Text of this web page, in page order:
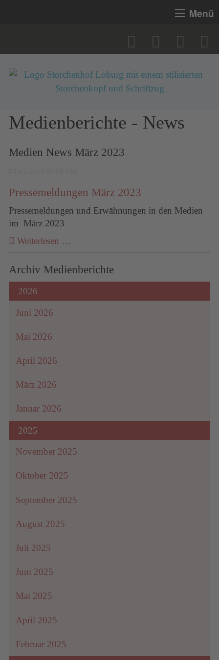
Menü
Medienberichte - News
Medien News März 2023
Pressemeldungen März 2023
Pressemeldungen und Erwähnungen in den Medien
im März 2023
Weiterlesen …
Archiv Medienberichte
2026
Juni 2026
Mai 2026
April 2026
März 2026
Januar 2026
2025
November 2025
Oktober 2025
September 2025
August 2025
Juli 2025
Juni 2025
Mai 2025
April 2025
Februar 2025